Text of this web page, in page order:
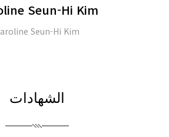
JongSeo Kim
Plastic Surgery Clinic’ in (Seoul,
الشهادات